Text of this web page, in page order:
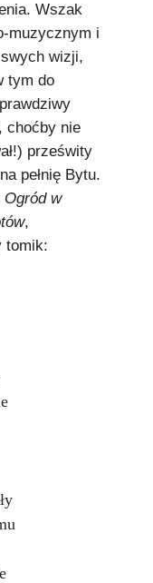
Wszak
muzycznym i
wizji,
tym do
choćby nie
prześwity
pełnię Bytu.
Ogród w
,
tomik: